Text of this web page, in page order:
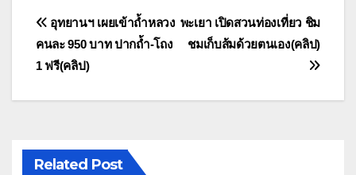
แนะแนว
เรื่อง
พะเยา เปิดสวนท่องเที่ยว ชิม
ชมเก็บส้มด้วยตนเอง(คลิป)
อุทยานฯ เผยเข้าถ้ำหลวง
คนละ 950 บาท ปากถ้ำ-โถง
1 ฟรี(คลิป)
Related Post